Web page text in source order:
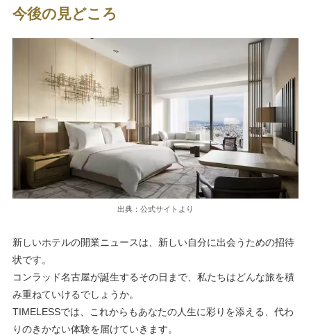
今後の見どころ
出典：公式サイトより
新しいホテルの開業ニュースは、新しい自分に出会うための招待
状です。
コンラッド名古屋が誕生するその日まで、私たちはどんな旅を積
み重ねていけるでしょうか。
TIMELESSでは、これからもあなたの人生に彩りを添える、代わ
りのきかない体験を届けていきます。